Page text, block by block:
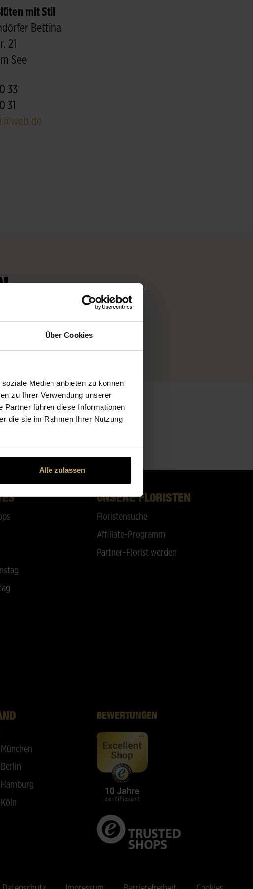
Über Cookies
Medien anbieten zu können
zu Ihrer Verwendung unserer
Partner führen diese Informationen
die sie im Rahmen Ihrer Nutzung
Alle zulassen
mit Stil
Bettina
21
See
33
31
UNSERE FLORISTEN
Floristensuche
Affiliate-Programm
Partner-Florist werden
BEWERTUNGEN